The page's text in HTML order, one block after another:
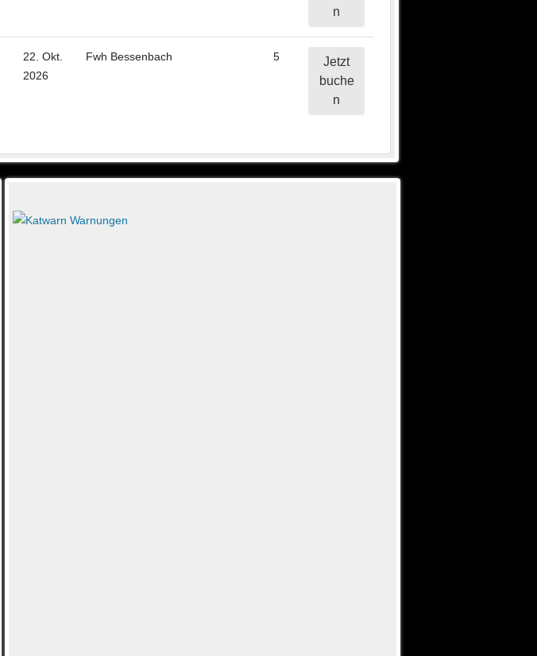
n
22. Okt.
2026
Fwh Bessenbach 5
Jetzt
buche
n